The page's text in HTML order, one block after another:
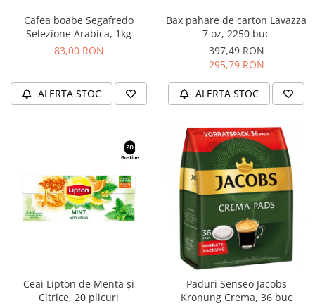
Cafea boabe Segafredo
Selezione Arabica, 1kg
83,00 RON
ALERTA STOC
Bax pahare de carton Lavazza
7 oz, 2250 buc
397,49 RON
295,79 RON
ALERTA STOC
Ceai Lipton de Mentă și
Citrice, 20 plicuri
Paduri Senseo Jacobs
Kronung Crema, 36 buc